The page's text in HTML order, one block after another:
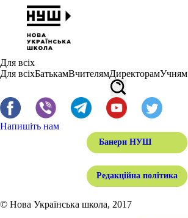
Для всіх
Для всіхБатькамВчителямДиректорамУчням
Напишіть нам
Банери НУШ
Редакційна політика
© Нова Українська школа, 2017